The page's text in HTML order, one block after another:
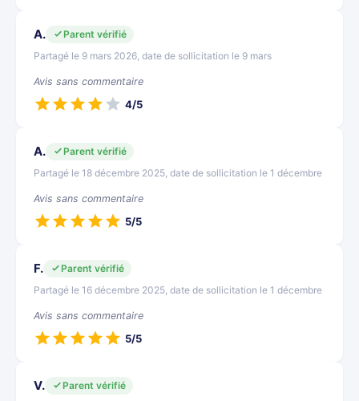
A.
Parent vérifié
Partagé le 9 mars 2026, date de sollicitation le 9 mars
Avis sans commentaire
4/5
A.
Parent vérifié
Partagé le 18 décembre 2025, date de sollicitation le 1 décembre
Avis sans commentaire
5/5
F.
Parent vérifié
Partagé le 16 décembre 2025, date de sollicitation le 1 décembre
Avis sans commentaire
5/5
V. Parent vérifié